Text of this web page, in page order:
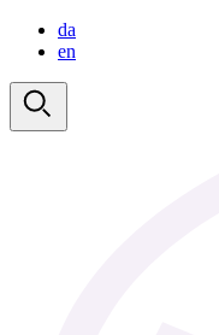
da
en